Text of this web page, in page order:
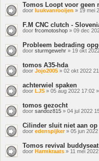
Tomos Loopt voor geen
door luukvanrooijen » 19 mei
F.M CNC clutch -
door frcomotoshop » 09 dec
Probleem bedrading
door sturmgewehr » 19 okt
tomos A35-hda
door Jojo2005 » 02 okt 2022
achterwiel spaken
door LJS » 05 aug 2022 17:02
tomos gezocht
door sandoz815 » 04 jul 2022
Cilinder sluit niet aan op
door edenspijker» 05 jun 2022
Tomos revival buddyseat
door Harmkraats » 11 mei